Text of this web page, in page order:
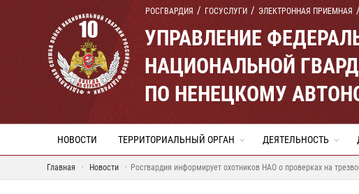
РОСГВАРДИЯ ГОСУСЛУГИ ЭЛЕКТРОННАЯ ПРИЕМНАЯ
УПРАВЛЕНИЕ
НАЦИОНАЛЬНОЙ
ПО НЕНЕЦКОМУ
НОВОСТИ ТЕРРИТОРИАЛЬНЫЙ ОРГАН ДЕЯТЕЛЬНОСТЬ
Главная Новости Росгвардия информирует охотников НАО о проверках на